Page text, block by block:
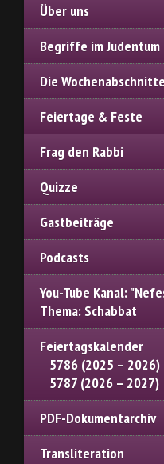
Über uns
Begriffe im Judentum
Die Wochenabschnitte
Feiertage & Feste
Frag den Rabbi
Quizze
Gastbeiträge
Podcasts
You-Tube Kanal:
Thema: Schabbat
Feiertagskalender
5786 (2025 – 2026)
5787 (2026 – 2027)
PDF-Dokumentarchiv
Transliteration